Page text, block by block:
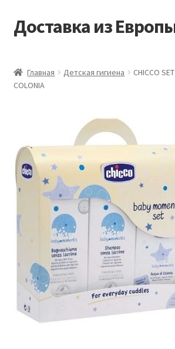
Перейти
к
Перейти
к
Доставка из
Доставка из Европы
Контакты
Корзина
Мой аккаунт
Оформление заказа
Главная Детская гигиена
CHICCO
COLONIA